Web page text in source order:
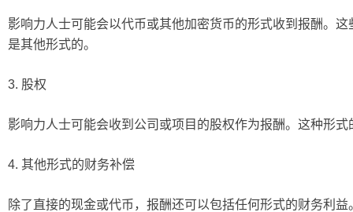
影响力人士可能会以代币或其他加密货币的形式收到报酬。
是其他形式的。
3. 股权
影响力人士可能会收到公司或项目的股权作为报酬。这种形
4. 其他形式的财务补偿
除了直接的现金或代币，报酬还可以包括任何形式的财务利